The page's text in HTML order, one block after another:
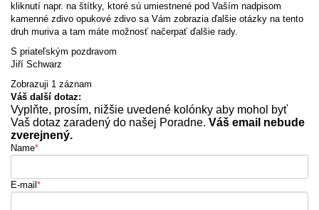
kliknutí napr. na štítky, ktoré sú umiestnené pod Vaším nadpisom
kamenné zdivo opukové zdivo sa Vám zobrazia ďalšie otázky na tento
druh muriva a tam máte možnosť načerpať ďalšie rady.
S priateľským pozdravom
Jiří Schwarz
Zobrazuji 1 záznam
Váš další dotaz:
Vyplňte, prosím, nižšie uvedené kolónky aby mohol byť
Vaš dotaz zaradený do našej Poradne. Váš email nebude
zverejnený.
Name*
E-mail *